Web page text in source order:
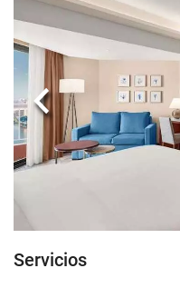
Anterior
Servicios